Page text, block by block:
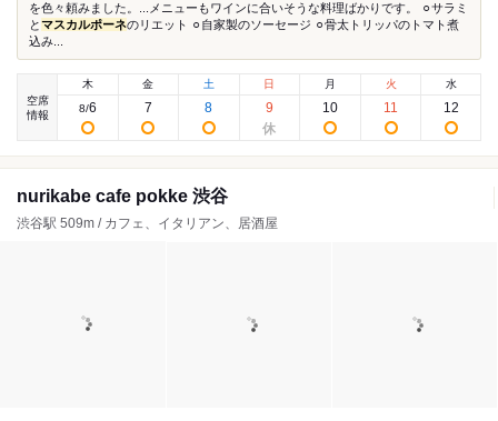
を色々頼みました。...メニューもワインに合いそうな料理ばかりです。 ⚪︎サラミ
とマスカルポーネのリエット ⚪︎自家製のソーセージ ⚪︎骨太トリッパのトマト煮
込み...
空席
情報
木
8/6
金
7
土
8
日
9
月
10
火
11
水
12
nurikabe cafe pokke 渋谷
渋谷駅 509m / カフェ、イタリアン、居酒屋